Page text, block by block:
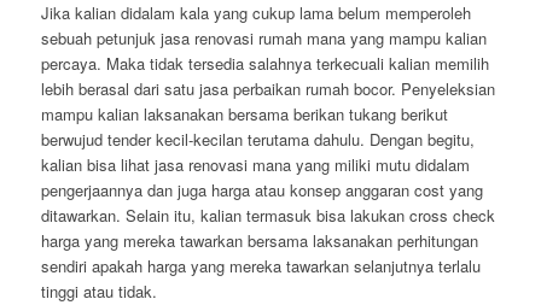
Jika kalian didalam kala yang cukup lama belum memperoleh
sebuah petunjuk jasa renovasi rumah mana yang mampu kalian
percaya. Maka tidak tersedia salahnya terkecuali kalian memilih
lebih berasal dari satu jasa perbaikan rumah bocor. Penyeleksian
mampu kalian laksanakan bersama berikan tukang berikut
berwujud tender kecil-kecilan terutama dahulu. Dengan begitu,
kalian bisa lihat jasa renovasi mana yang miliki mutu didalam
pengerjaannya dan juga harga atau konsep anggaran cost yang
ditawarkan. Selain itu, kalian termasuk bisa lakukan cross check
harga yang mereka tawarkan bersama laksanakan perhitungan
sendiri apakah harga yang mereka tawarkan selanjutnya terlalu
tinggi atau tidak.